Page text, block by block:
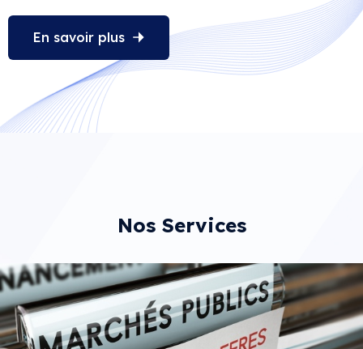
En savoir plus
Nos Services